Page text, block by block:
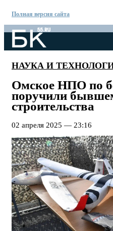
Полная версия сайта
НАУКА И
Омское НПО по
поручили
строительства
02 апреля 2025 — 23:16